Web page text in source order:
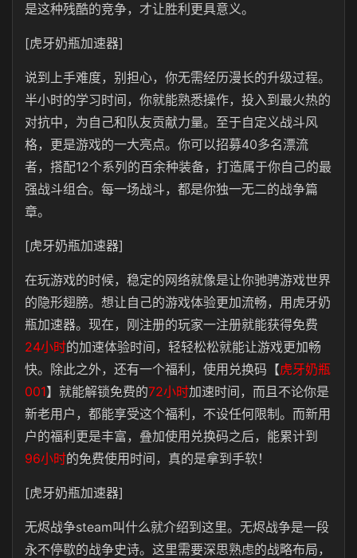
是这种残酷的竞争，才让胜利更具意义。
[虎牙奶瓶加速器]
说到上手难度，别担心，你无需经历漫长的升级过程。
半小时的学习时间，你就能熟悉操作，投入到最火热的
对抗中，为自己和队友贡献力量。至于自定义战斗风
格，更是游戏的一大亮点。你可以招募40多名漂流
者，搭配12个系列的百余种装备，打造属于你自己的最
强战斗组合。每一场战斗，都是你独一无二的战争篇
章。
[虎牙奶瓶加速器]
在玩游戏的时候，稳定的网络就像是让你驰骋游戏世界
的隐形翅膀。想让自己的游戏体验更加流畅，用虎牙奶
瓶加速器。现在，刚注册的玩家一注册就能获得免费
24小时的加速体验时间，轻轻松松就能让游戏更加畅
快。除此之外，还有一个福利，使用兑换码【虎牙奶瓶
001】就能解锁免费的72小时加速时间，而且不论你是
新老用户，都能享受这个福利，不设任何限制。而新用
户的福利更是丰富，叠加使用兑换码之后，能累计到
96小时的免费使用时间，真的是拿到手软！
[虎牙奶瓶加速器]
无烬战争steam叫什么就介绍到这里。无烬战争是一段
永不停歇的战争史诗。这里需要深思熟虑的战略布局，